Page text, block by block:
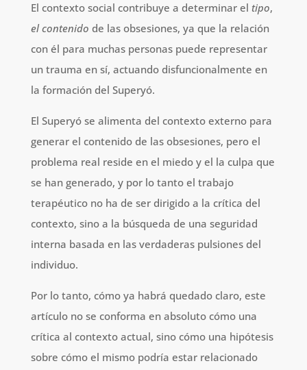
El contexto social contribuye a determinar el tipo,
el contenido de las obsesiones, ya que la relación
con él para muchas personas puede representar
un trauma en sí, actuando disfuncionalmente en
la formación del Superyó.
El Superyó se alimenta del contexto externo para
generar el contenido de las obsesiones, pero el
problema real reside en el miedo y el la culpa que
se han generado, y por lo tanto el trabajo
terapéutico no ha de ser dirigido a la crítica del
contexto, sino a la búsqueda de una seguridad
interna basada en las verdaderas pulsiones del
individuo.
Por lo tanto, cómo ya habrá quedado claro, este
artículo no se conforma en absoluto cómo una
crítica al contexto actual, sino cómo una hipótesis
sobre cómo el mismo podría estar relacionado